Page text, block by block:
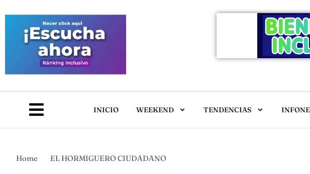
INICIO WEEKEND TENDENCIAS
Home EL HORMIGUERO CIUDADANO